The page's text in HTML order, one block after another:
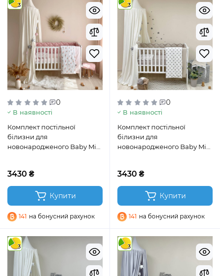
3
0
В наявності
Комплект постільної
білизни для
новонародженого Baby Mix
3430 ₴
Купити
141 на бонусний рахунок
3
0
В наявності
Комплект постільної
білизни для
новонародженого Baby Mix
3430 ₴
Купити
141 на бонусний рахунок
3 3